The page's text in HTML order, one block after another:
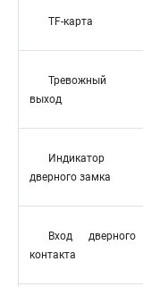
TF-карта
Тревожный
выход
Индикатор
дверного замка
Вход дверного
контакта